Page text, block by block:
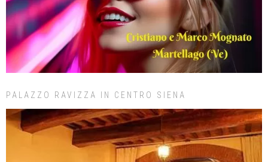
PALAZZO RAVIZZA IN CENTRO SIENA